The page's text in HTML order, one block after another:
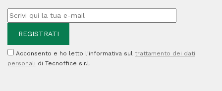
5.000
PAG
D0CB6401
Acconsento e ho letto l'informativa sul trattamento dei dati
personali di Tecnoffice s.r.l.